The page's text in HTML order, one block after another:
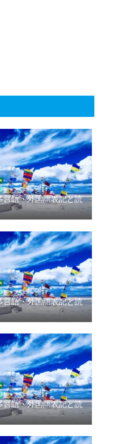
言語・外国語表記と読
言語・外国語表記と読
言語・外国語表記と読